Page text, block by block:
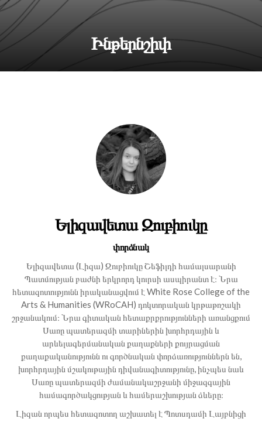
Ինթերնշիփ
Ելիզավետա Զուբիուկը
փորձնակ
Ելիզավետա (Լիզա) Զուբիուկը Շեֆիլդի համալսարանի
Պատմության բաժնի երկրորդ կուրսի ասպիրանտ է։ Նրա
հետազոտությունն իրականացվում է White Rose College of the
Arts & Humanities (WRoCAH) դոկտորական կրթաթոշակի
շրջանակում։ Նրա գիտական հետաքրքրությունների առանցքում
Սառը պատերազմի տարիներին խորհրդային և
արևելագերմանական քաղաքների քույրացման
քաղաքականությունն ու գործնական փորձառություններն են,
խորհրդային մշակութային դիվանագիտությունը, ինչպես նաև
Սառը պատերազմի ժամանակաշրջանի միջազգային
համագործակցության և համերաշխության ձևերը։
Լիզան որպես հետազոտող աշխատել է Պոտսդամի Լայբնիցի